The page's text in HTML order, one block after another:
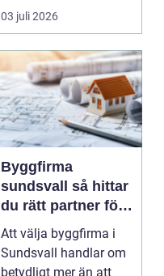
och slutpris. Kommu...
03 juli 2026
Byggfirma
sundsvall så hittar
du rätt partner för
ditt projekt
Att välja byggfirma i
Sundsvall handlar om
betydligt mer än att